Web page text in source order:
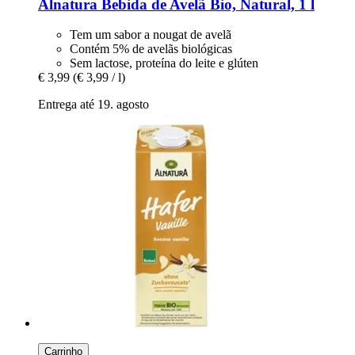
Alnatura Bebida de Avelã Bio, Natural, 1 l
Tem um sabor a nougat de avelã
Contém 5% de avelãs biológicas
Sem lactose, proteína do leite e glúten
€ 3,99 (€ 3,99 / l)
Entrega até 19. agosto
Carrinho